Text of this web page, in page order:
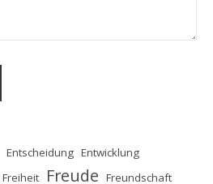
Entscheidung Entwicklung
Freiheit Freude Freundschaft